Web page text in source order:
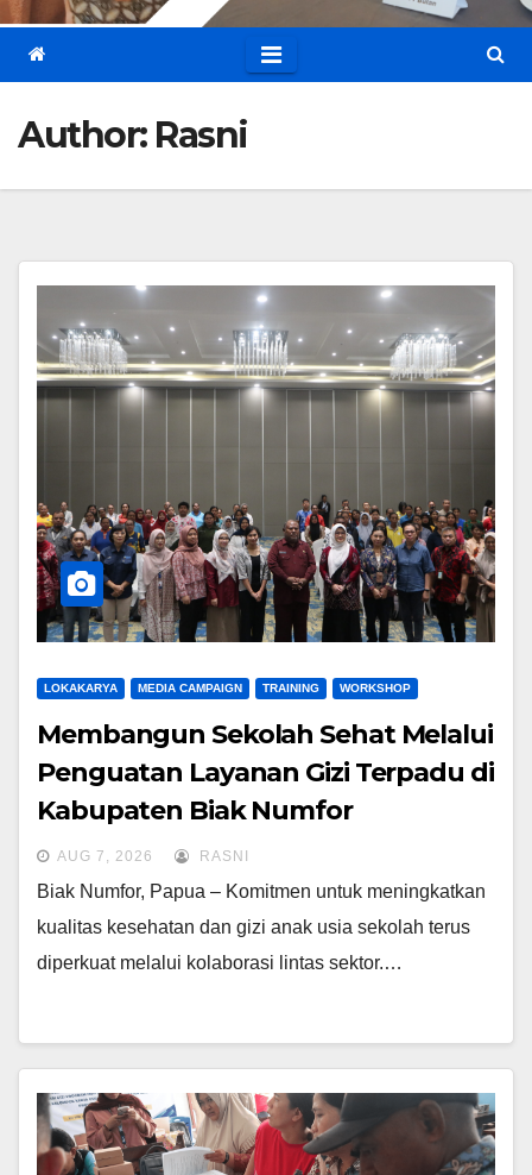
Author: Rasni
LOKAKARYA MEDIA CAMPAIGN TRAINING WORKSHOP
Membangun Sekolah Sehat Melalui
Penguatan Layanan Gizi Terpadu di
Kabupaten Biak Numfor
AUG 7, 2026 RASNI
Biak Numfor, Papua – Komitmen untuk meningkatkan
kualitas kesehatan dan gizi anak usia sekolah terus
diperkuat melalui kolaborasi lintas sektor.…